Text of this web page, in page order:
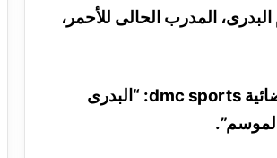
المدرب الحالى للأحمر،
وقال مبروك، خلال استضافته ببرنامج “الحريف”، المذاع على فضائية dmc sports: “البدرى
الدين
جديدمصطفى كامل سيف الدين ….
ميلاد جديد